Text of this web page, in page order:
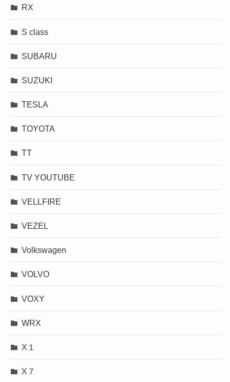
RX
S class
SUBARU
SUZUKI
TESLA
TOYOTA
TT
TV YOUTUBE
VELLFIRE
VEZEL
Volkswagen
VOLVO
VOXY
WRX
X１
X７